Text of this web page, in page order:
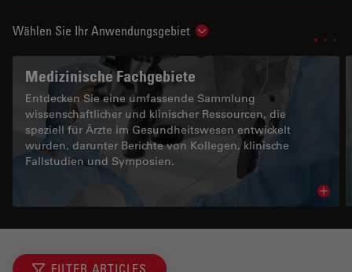
Wählen Sie Ihr Anwendungsgebiet Show subnavigation
Medizinische Fachgebiete
Entdecken Sie eine umfassende Sammlung
wissenschaftlicher und klinischer Ressourcen, die
speziell für Ärzte im Gesundheitswesen entwickelt
wurden, darunter Berichte von Kollegen, klinische
Fallstudien und Symposien.